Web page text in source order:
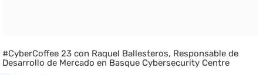
#CyberCoffee 23 con Raquel Ballesteros, Responsable de
Desarrollo de Mercado en Basque Cybersecurity Centre